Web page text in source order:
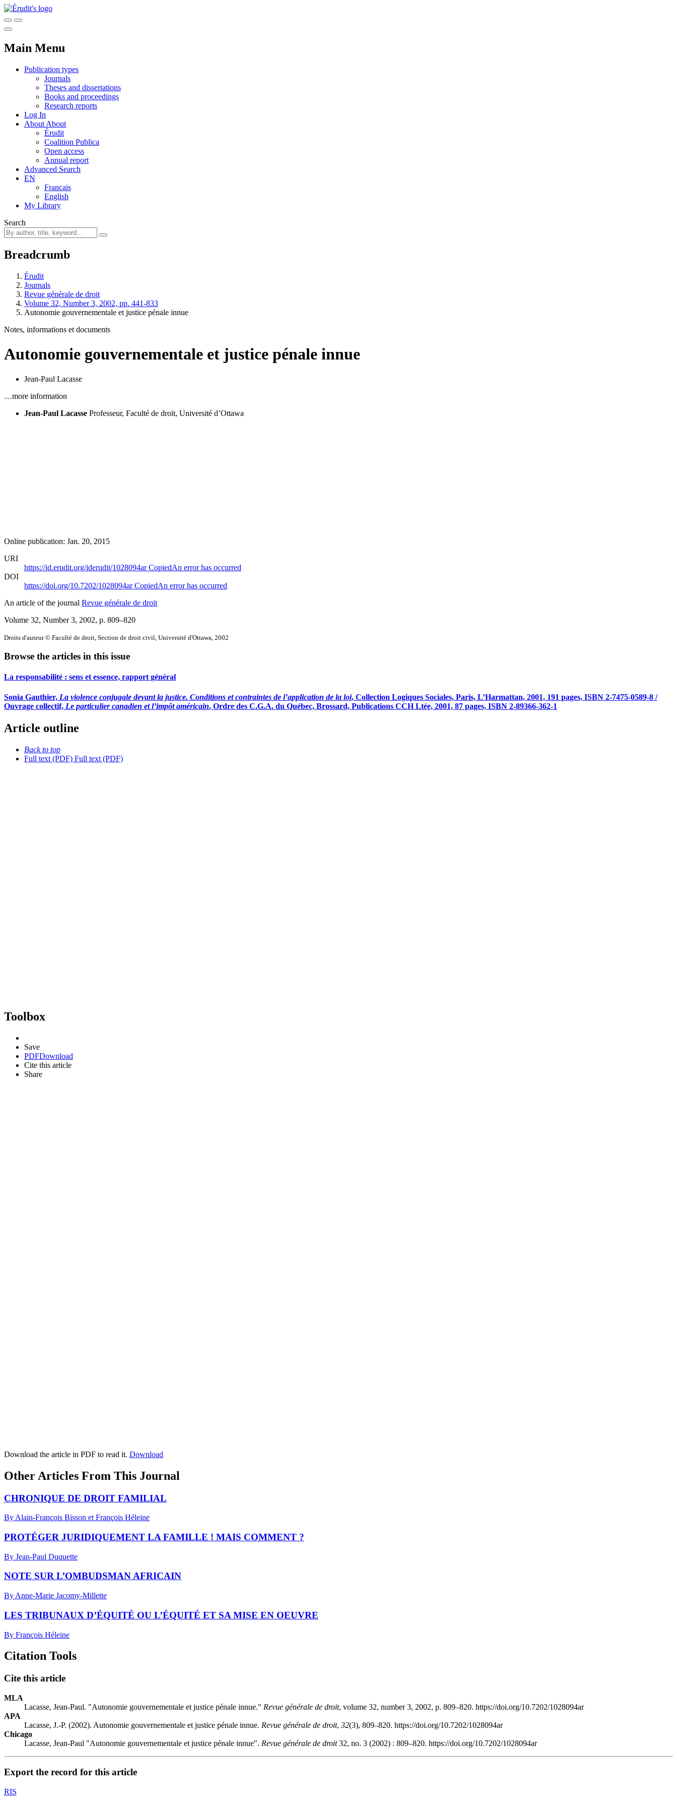
Main Menu
Publication types
Journals
Theses and dissertations
Books and proceedings
Research reports
Log In
About About
Érudit
Coalition Publica
Open access
Annual report
Advanced Search
EN
Français
English
My Library
Search
Breadcrumb
Érudit
Journals
Revue générale de droit
Volume 32, Number 3, 2002, pp. 441-833
Autonomie gouvernementale et justice pénale innue
Notes, informations et documents
Autonomie gouvernementale et justice pénale innue
Jean-Paul Lacasse
…more information
Jean-Paul Lacasse Professeur, Faculté de droit, Université d’Ottawa
Online publication: Jan. 20, 2015
URI
https://id.erudit.org/iderudit/1028094arCopiedAn error has occurred
DOI
https://doi.org/10.7202/1028094arCopiedAn error has occurred
An article of the journal Revue générale de droit
Volume 32, Number 3, 2002, p. 809–820
Droits d'auteur © Faculté de droit, Section de droit civil, Université d'Ottawa, 2002
Browse the articles in this issue
La responsabilité : sens et essence, rapport général
Sonia Gauthier, La violence conjugale devant la justice. Conditions et contraintes de l’application de la loi, Collection Logiques Sociales, Paris, L’Harmattan, 2001, 191 pages, ISBN 2-7475-0589-8 /
Ouvrage collectif, Le particulier canadien et l’impôt américain, Ordre des C.G.A. du Québec, Brossard, Publications CCH Ltée, 2001, 87 pages, ISBN 2-89366-362-1
Article outline
Back to top
Full text (PDF) Full text (PDF)
Toolbox
Save
PDFDownload
Cite this article
Share
Download the article in PDF to read it. Download
Other Articles From This Journal
CHRONIQUE DE DROIT FAMILIAL
By Alain-François Bisson et François Héleine
PROTÉGER JURIDIQUEMENT LA FAMILLE ! MAIS COMMENT ?
By Jean-Paul Duquette
NOTE SUR L’OMBUDSMAN AFRICAIN
By Anne-Marie Jacomy-Millette
LES TRIBUNAUX D’ÉQUITÉ OU L’ÉQUITÉ ET SA MISE EN OEUVRE
By François Héleine
Citation Tools
Cite this article
MLA
Lacasse, Jean-Paul. "Autonomie gouvernementale et justice pénale innue." Revue générale de droit, volume 32, number 3, 2002, p. 809–820. https://doi.org/10.7202/1028094ar
APA
Lacasse, J.-P. (2002). Autonomie gouvernementale et justice pénale innue. Revue générale de droit, 32(3), 809–820. https://doi.org/10.7202/1028094ar
Chicago
Lacasse, Jean-Paul "Autonomie gouvernementale et justice pénale innue". Revue générale de droit32, no. 3 (2002) : 809–820. https://doi.org/10.7202/1028094ar
Export the record for this article
RIS